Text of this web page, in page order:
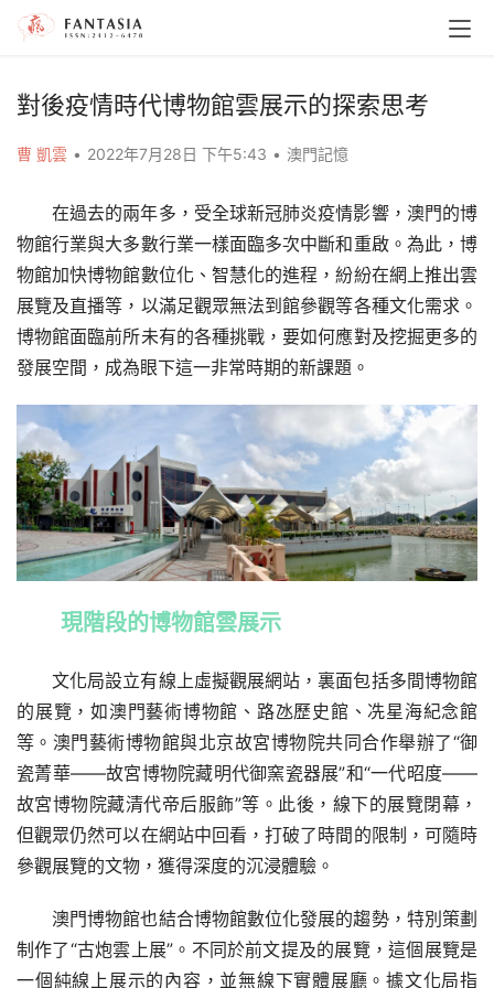
對後疫情時代博物館雲展示的探索思考
曹 凱雲 • 2022年7月28日 下午5:43 • 澳門記憶
在過去的兩年多，受全球新冠肺炎疫情影響，澳門的博
物館行業與大多數行業一樣面臨多次中斷和重啟。為此，博
物館加快博物館數位化、智慧化的進程，紛紛在網上推出雲
展覽及直播等，以滿足觀眾無法到館參觀等各種文化需求。
博物館面臨前所未有的各種挑戰，要如何應對及挖掘更多的
發展空間，成為眼下這一非常時期的新課題。
現階段的博物館雲展示
文化局設立有線上虛擬觀展網站，裏面包括多間博物館
的展覽，如澳門藝術博物館、路氹歷史館、冼星海紀念館
等。澳門藝術博物館與北京故宮博物院共同合作舉辦了“御
瓷菁華——故宮博物院藏明代御窯瓷器展”和“一代昭度——
故宮博物院藏清代帝后服飾”等。此後，線下的展覽閉幕，
但觀眾仍然可以在網站中回看，打破了時間的限制，可隨時
參觀展覽的文物，獲得深度的沉浸體驗。
澳門博物館也結合博物館數位化發展的趨勢，特別策劃
制作了“古炮雲上展”。不同於前文提及的展覽，這個展覽是
一個純線上展示的內容，並無線下實體展廳。據文化局指